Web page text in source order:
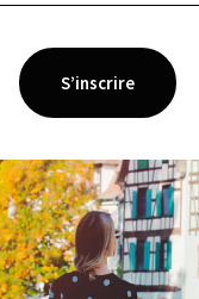
par le même
dans
forteresse de
romane et un
où vous pourrez
des parasols.Ne